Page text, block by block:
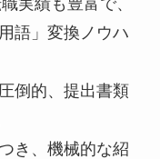
語」変換ノウハ
倒的、提出書類
き、機械的な紹